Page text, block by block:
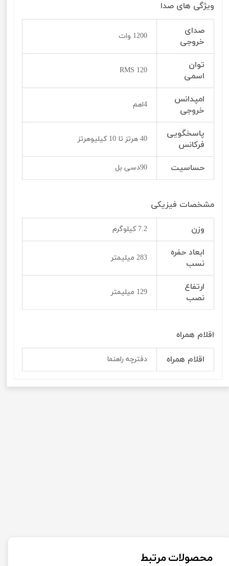
ویژگی های صدا
صدای
خروجی
1200 وات
توان
اسمی
120 RMS
امپدانس
خروجی
4اهم
پاسخگویی
فرکانس
40 هرتز تا 10 کیلیوهرتز
حساسیت 90دسی بل
مشخصات فیزیکی
وزن 7.2 کیلوگرم
ابعاد حفره
نسب
283 میلیمتر
ارتفاع
نصب
129 میلیمتر
اقلام همراه
اقلام همراه دفترچه راهنما
محصولات مرتبط